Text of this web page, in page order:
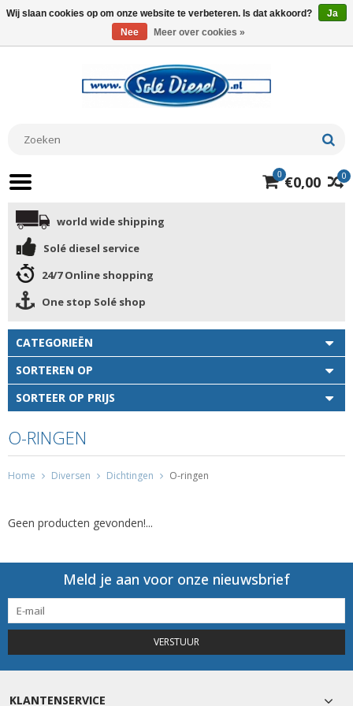
0
0 €0,00
world wide shipping
Solé diesel service
24/7 Online shopping
One stop Solé shop
CATEGORIEËN
SORTEREN OP
SORTEER OP PRIJS
O-RINGEN
Home Diversen Dichtingen O-ringen
Geen producten gevonden!...
Meld je aan voor onze nieuwsbrief
VERSTUUR
KLANTENSERVICE
Wij slaan cookies op om onze website te verbeteren. Is dat akkoord?
Ja
Nee
Meer over cookies »